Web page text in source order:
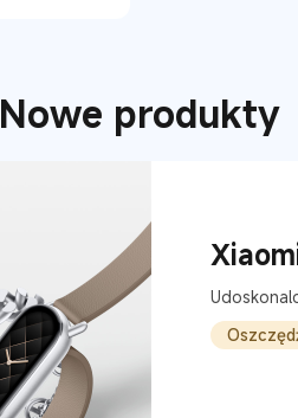
Nowe produkty